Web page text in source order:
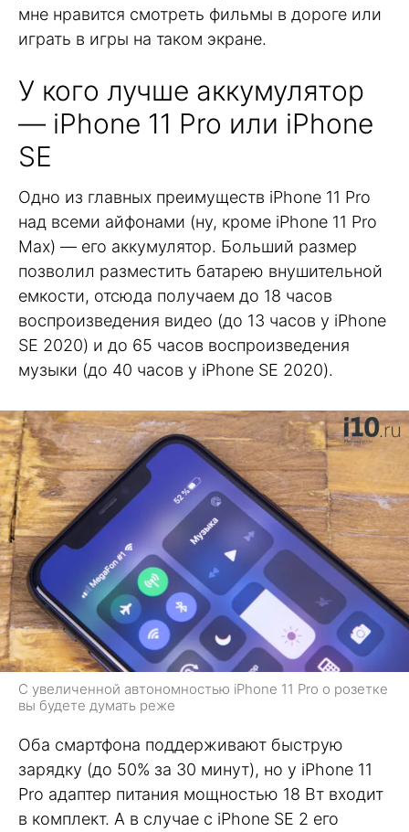
мне нравится смотреть фильмы в дороге или
играть в игры на таком экране.
У кого лучше аккумулятор
— iPhone 11 Pro или iPhone
SE
Одно из главных преимуществ iPhone 11 Pro
над всеми айфонами (ну, кроме iPhone 11 Pro
Max) — его аккумулятор. Больший размер
позволил разместить батарею внушительной
емкости, отсюда получаем до 18 часов
воспроизведения видео (до 13 часов у iPhone
SE 2020) и до 65 часов воспроизведения
музыки (до 40 часов у iPhone SE 2020).
С увеличенной автономностью iPhone 11 Pro о розетке
вы будете думать реже
Оба смартфона поддерживают быструю
зарядку (до 50% за 30 минут), но у iPhone 11
Pro адаптер питания мощностью 18 Вт входит
в комплект. А в случае с iPhone SE 2 его